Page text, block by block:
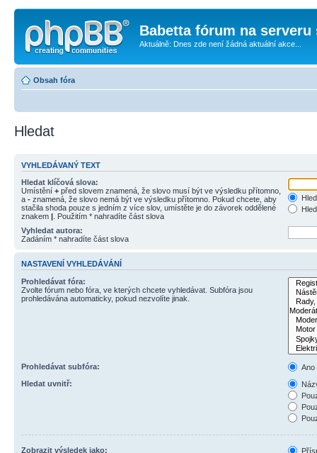
Babetta fórum na serveru
Aktuálně: Dnes zde není žádná aktuální akce...
Obsah fóra
Hledat
VYHLEDÁVANÝ TEXT
Hledat klíčová slova:
Umístění + před slovem znamená, že slovo musí být ve výsledku přítomno,
a - znamená, že slovo nemá být ve výsledku přítomno. Pokud chcete, aby
stačila shoda pouze s jedním z více slov, umístěte je do závorek oddělené
znakem | . Použitím * nahradíte část slova
Vyhledat autora:
Zadáním * nahradíte část slova
NASTAVENÍ VYHLEDÁVÁNÍ
Prohledávat fóra:
Zvolte fórum nebo fóra, ve kterých chcete vyhledávat. Subfóra jsou
prohledávána automaticky, pokud nezvolíte jinak.
Prohledávat subfóra:
Ano
Hledat uvnitř:
Zobrazit výsledek jako: